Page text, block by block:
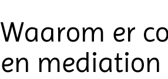
Waarom er
en